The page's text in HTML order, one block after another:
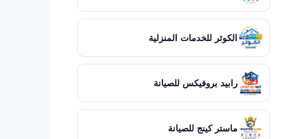
الكوثر للخدمات المنزلية
رابيد بروفيكس للصيانة
ماستر كينج للصيانة